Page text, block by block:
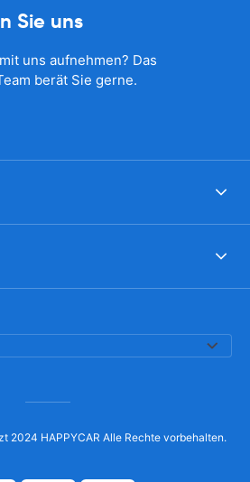
Sie uns
uns aufnehmen? Das
berät Sie gerne.
2024 HAPPYCAR Alle Rechte vorbehalten.